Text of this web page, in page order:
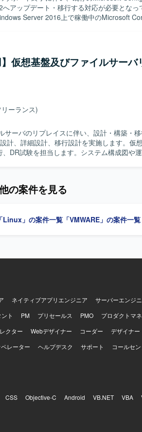
と継続的な改善に取り組んでいただける方
ネジメントや業務推進にも関わることで、
サーバを中心とし
Vによる仮想基盤やActive Directory/Azure
の基盤システムを取り扱う環境となってお
アップデート・移行する対応が必要となっ
を一連で対応いただきます。 オンプレミス
サーバーの移行設計や検証も実施してい
ManagerおよびWindows Serverに対す
で推進いただける方を求めております。
て、関係者と連携しながら着実にタスクを
・移行プロジェクトを主導する経験を積ん
イアント管理基盤の更なる刷新に向けたナ
めます。 【開発環境】 Microsoft
Server 2016 / 2022、オンプレミス環
仮想基盤及びファイルサーバ
ーランス)
サーバのリプレイスに伴い、設計・構築・
DR試験を担当します。システム構成図や
の案件を見る
「Linux」の案件一覧 「VMWARE」の案件一覧
ネイティブアプリエンジニア
サーバーエンジ
ト PM プリセールス PMO
プロダクトマ
クター Webデザイナー コーダー
デザイナー
レーター ヘルプデスク サポート コールセ
CSS Objective-C Android VB.NET VBA